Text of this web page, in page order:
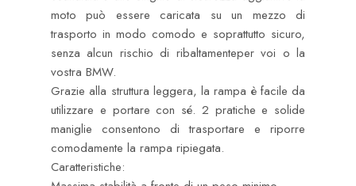
moto può essere caricata su un mezzo di
trasporto in modo comodo e soprattutto sicuro,
senza alcun rischio di ribaltamenteper voi o la
vostra BMW.
Grazie alla struttura leggera, la rampa è facile da
utilizzare e portare con sé. 2 pratiche e solide
maniglie consentono di trasportare e riporre
comodamente la rampa ripiegata.
Caratteristiche: